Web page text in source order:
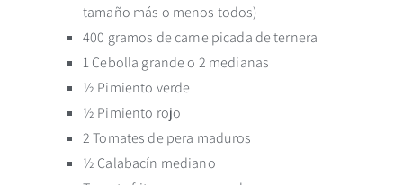
tamaño más o menos todos)
400 gramos de carne picada de ternera
1 Cebolla grande o 2 medianas
½ Pimiento verde
½ Pimiento rojo
2 Tomates de pera maduros
½ Calabacín mediano